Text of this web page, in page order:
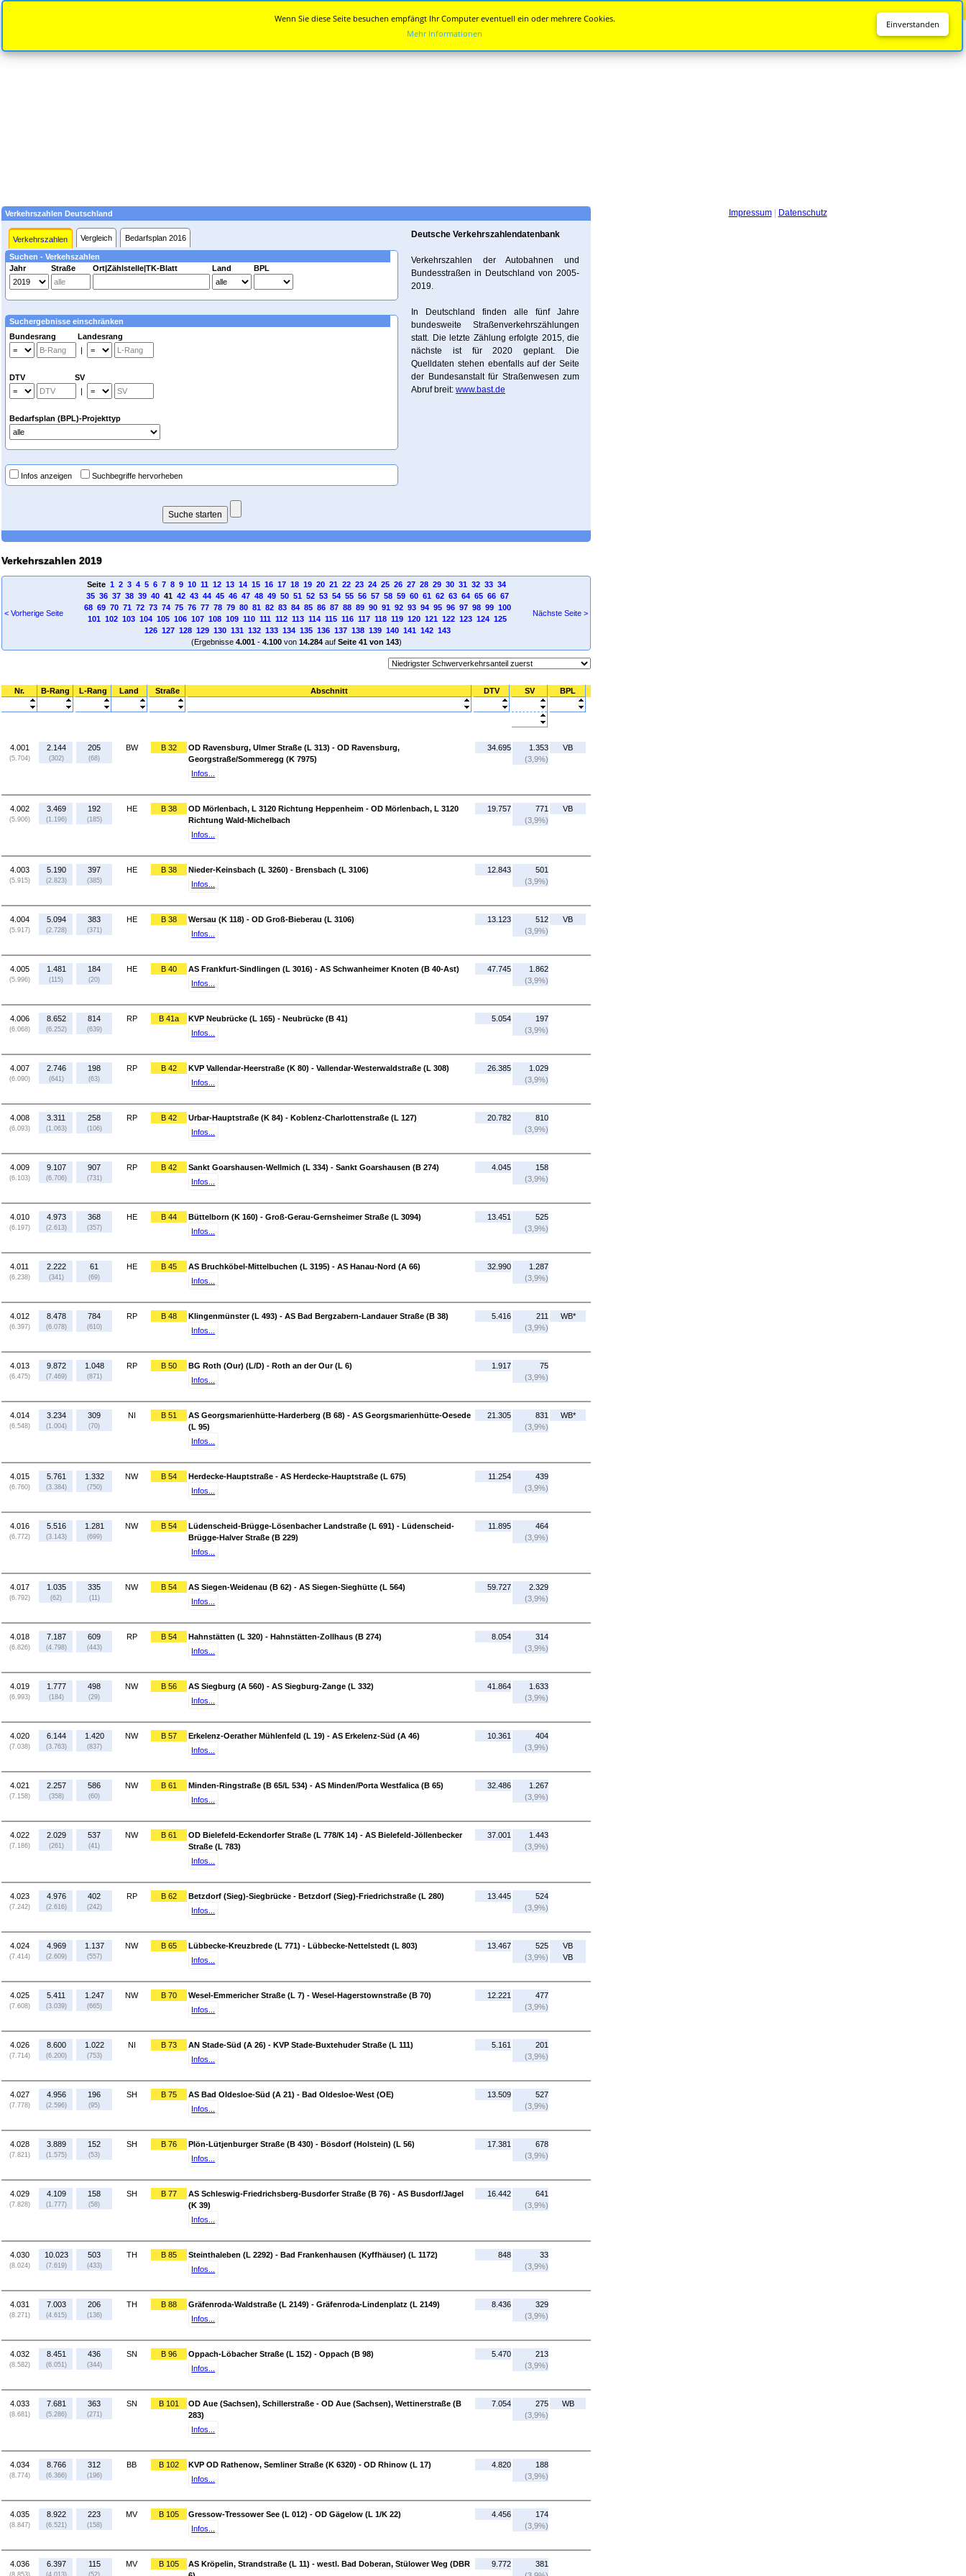
Verkehrszahlen Deutschland
Verkehrszahlen Vergleich Bedarfsplan 2016
Suchen - Verkehszahlen
Jahr
Straße Ort|Zählstelle|TK-Blatt Land BPL
Suchergebnisse einschränken
Bundesrang Landesrang
|
DTV SV
|
Bedarfsplan (BPL)-Projekttyp
Infos anzeigen Suchbegriffe hervorheben
Deutsche Verkehrszahlendatenbank
Verkehrszahlen der Autobahnen und
Bundesstraßen in Deutschland von 2005-
2019.
In Deutschland finden alle fünf Jahre
bundesweite Straßenverkehrszählungen
statt. Die letzte Zählung erfolgte 2015, die
nächste ist für 2020 geplant. Die
Quelldaten stehen ebenfalls auf der Seite
der Bundesanstalt für Straßenwesen zum
Abruf breit: www.bast.de
Verkehrszahlen 2019
< Vorherige Seite
Seite 1 2 3 4 5 6 7 8 9 10 11 12 13 14 15 16 17 18 19 20 21 22 23 24 25 26 27 28 29 30 31 32 33 34
35 36 37 38 39 4041 42 43 44 45 46 47 48 49 50 51 52 53 54 55 56 57 58 59 60 61 62 63 64 65 66 67
68 69 70 71 72 73 74 75 76 77 78 79 80 81 82 83 84 85 86 87 88 89 90 91 92 93 94 95 96 97 98 99 100
101 102 103 104 105 106 107 108 109 110 111 112 113 114 115 116 117 118 119 120 121 122 123 124 125
126 127 128 129 130 131 132 133 134 135 136 137 138 139 140 141 142 143
(Ergebnisse 4.001- 4.100von 14.284auf Seite 41 von 143)
Nächste Seite >
Nr. B-Rang L-Rang Land Straße Abschnitt DTV SV BPL
4.001
(5.704)
2.144
(302)
205
(68)
BW B 32
OD Ravensburg, Ulmer Straße (L 313) - OD Ravensburg,
Georgstraße/Sommeregg (K 7975)
Infos...
34.695
1.353
(3,9%)
VB
4.002
(5.906)
3.469
(1.196)
192
(185)
HE B 38
OD Mörlenbach, L 3120 Richtung Heppenheim - OD Mörlenbach, L 3120
Richtung Wald-Michelbach
Infos...
19.757
771
(3,9%)
VB
4.003
(5.915)
5.190
(2.823)
397
(385)
HE B 38
Nieder-Keinsbach (L 3260) - Brensbach (L 3106)
Infos...
12.843
501
(3,9%)
4.004
(5.917)
5.094
(2.728)
383
(371)
HE B 38
Wersau (K 118) - OD Groß-Bieberau (L 3106)
Infos...
13.123
512
(3,9%)
VB
4.005
(5.996)
1.481
(115)
184
(20)
HE B 40
AS Frankfurt-Sindlingen (L 3016) - AS Schwanheimer Knoten (B 40-Ast)
Infos...
47.745
1.862
(3,9%)
4.006
(6.068)
8.652
(6.252)
814
(639)
RP B 41a
KVP Neubrücke (L 165) - Neubrücke (B 41)
Infos...
5.054
197
(3,9%)
4.007
(6.090)
2.746
(641)
198
(63)
RP B 42
KVP Vallendar-Heerstraße (K 80) - Vallendar-Westerwaldstraße (L 308)
Infos...
26.385
1.029
(3,9%)
4.008
(6.093)
3.311
(1.063)
258
(106)
RP B 42
Urbar-Hauptstraße (K 84) - Koblenz-Charlottenstraße (L 127)
Infos...
20.782
810
(3,9%)
4.009
(6.103)
9.107
(6.706)
907
(731)
RP B 42
Sankt Goarshausen-Wellmich (L 334) - Sankt Goarshausen (B 274)
Infos...
4.045
158
(3,9%)
4.010
(6.197)
4.973
(2.613)
368
(357)
HE B 44
Büttelborn (K 160) - Groß-Gerau-Gernsheimer Straße (L 3094)
Infos...
13.451
525
(3,9%)
4.011
(6.238)
2.222
(341)
61
(69)
HE B 45
AS Bruchköbel-Mittelbuchen (L 3195) - AS Hanau-Nord (A 66)
Infos...
32.990
1.287
(3,9%)
4.012
(6.397)
8.478
(6.078)
784
(610)
RP B 48
Klingenmünster (L 493) - AS Bad Bergzabern-Landauer Straße (B 38)
Infos...
5.416
211
(3,9%)
WB*
4.013
(6.475)
9.872
(7.469)
1.048
(871)
RP B 50
BG Roth (Our) (L/D) - Roth an der Our (L 6)
Infos...
1.917
75
(3,9%)
4.014
(6.548)
3.234
(1.004)
309
(70)
NI B 51
AS Georgsmarienhütte-Harderberg (B 68) - AS Georgsmarienhütte-Oesede
(L 95)
Infos...
21.305
831
(3,9%)
WB*
4.015
(6.760)
5.761
(3.384)
1.332
(750)
NW B 54
Herdecke-Hauptstraße - AS Herdecke-Hauptstraße (L 675)
Infos...
11.254
439
(3,9%)
4.016
(6.772)
5.516
(3.143)
1.281
(699)
NW B 54
Lüdenscheid-Brügge-Lösenbacher Landstraße (L 691) - Lüdenscheid-
Brügge-Halver Straße (B 229)
Infos...
11.895
464
(3,9%)
4.017
(6.792)
1.035
(62)
335
(11)
NW B 54
AS Siegen-Weidenau (B 62) - AS Siegen-Sieghütte (L 564)
Infos...
59.727
2.329
(3,9%)
4.018
(6.826)
7.187
(4.798)
609
(443)
RP B 54
Hahnstätten (L 320) - Hahnstätten-Zollhaus (B 274)
Infos...
8.054
314
(3,9%)
4.019
(6.993)
1.777
(184)
498
(29)
NW B 56
AS Siegburg (A 560) - AS Siegburg-Zange (L 332)
Infos...
41.864
1.633
(3,9%)
4.020
(7.038)
6.144
(3.763)
1.420
(837)
NW B 57
Erkelenz-Oerather Mühlenfeld (L 19) - AS Erkelenz-Süd (A 46)
Infos...
10.361
404
(3,9%)
4.021
(7.158)
2.257
(358)
586
(60)
NW B 61
Minden-Ringstraße (B 65/L 534) - AS Minden/Porta Westfalica (B 65)
Infos...
32.486
1.267
(3,9%)
4.022
(7.186)
2.029
(261)
537
(41)
NW B 61
OD Bielefeld-Eckendorfer Straße (L 778/K 14) - AS Bielefeld-Jöllenbecker
Straße (L 783)
Infos...
37.001
1.443
(3,9%)
4.023
(7.242)
4.976
(2.616)
402
(242)
RP B 62
Betzdorf (Sieg)-Siegbrücke - Betzdorf (Sieg)-Friedrichstraße (L 280)
Infos...
13.445
524
(3,9%)
4.024
(7.414)
4.969
(2.609)
1.137
(557)
NW B 65
Lübbecke-Kreuzbrede (L 771) - Lübbecke-Nettelstedt (L 803)
Infos...
13.467
525
(3,9%)
VB
VB
4.025
(7.608)
5.411
(3.039)
1.247
(665)
NW B 70
Wesel-Emmericher Straße (L 7) - Wesel-Hagerstownstraße (B 70)
Infos...
12.221
477
(3,9%)
4.026
(7.714)
8.600
(6.200)
1.022
(753)
NI B 73
AN Stade-Süd (A 26) - KVP Stade-Buxtehuder Straße (L 111)
Infos...
5.161
201
(3,9%)
4.027
(7.778)
4.956
(2.596)
196
(95)
SH B 75
AS Bad Oldesloe-Süd (A 21) - Bad Oldesloe-West (OE)
Infos...
13.509
527
(3,9%)
4.028
(7.821)
3.889
(1.575)
152
(53)
SH B 76
Plön-Lütjenburger Straße (B 430) - Bösdorf (Holstein) (L 56)
Infos...
17.381
678
(3,9%)
4.029
(7.828)
4.109
(1.777)
158
(58)
SH B 77
AS Schleswig-Friedrichsberg-Busdorfer Straße (B 76) - AS Busdorf/Jagel
(K 39)
Infos...
16.442
641
(3,9%)
4.030
(8.024)
10.023
(7.619)
503
(433)
TH B 85
Steinthaleben (L 2292) - Bad Frankenhausen (Kyffhäuser) (L 1172)
Infos...
848
33
(3,9%)
4.031
(8.271)
7.003
(4.615)
206
(136)
TH B 88
Gräfenroda-Waldstraße (L 2149) - Gräfenroda-Lindenplatz (L 2149)
Infos...
8.436
329
(3,9%)
4.032
(8.582)
8.451
(6.051)
436
(344)
SN B 96
Oppach-Löbacher Straße (L 152) - Oppach (B 98)
Infos...
5.470
213
(3,9%)
4.033
(8.681)
7.681
(5.286)
363
(271)
SN B 101
OD Aue (Sachsen), Schillerstraße - OD Aue (Sachsen), Wettinerstraße (B
283)
Infos...
7.054
275
(3,9%)
WB
4.034
(8.774)
8.766
(6.366)
312
(196)
BB B 102
KVP OD Rathenow, Semliner Straße (K 6320) - OD Rhinow (L 17)
Infos...
4.820
188
(3,9%)
4.035
(8.847)
8.922
(6.521)
223
(158)
MV B 105
Gressow-Tressower See (L 012) - OD Gägelow (L 1/K 22)
Infos...
4.456
174
(3,9%)
4.036
(8.853)
6.397
(4.013)
115
(52)
MV B 105
AS Kröpelin, Strandstraße (L 11) - westl. Bad Doberan, Stülower Weg (DBR
9.772
381
Impressum| Datenschutz
Einverstanden
Wenn Sie diese Seite besuchen empfängt Ihr Computer eventuell ein oder mehrere Cookies.
Mehr Informationen